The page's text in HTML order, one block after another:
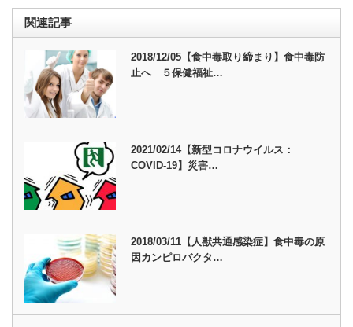
関連記事
2018/12/05【食中毒取り締まり】食中毒防
止へ ５保健福祉…
2021/02/14【新型コロナウイルス：
COVID-19】災害…
2018/03/11【人獣共通感染症】食中毒の原
因カンピロバクタ…